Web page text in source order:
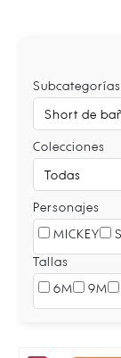
Subcategorías
Colecciones
Personajes
MICKEY
Tallas
6M
9M